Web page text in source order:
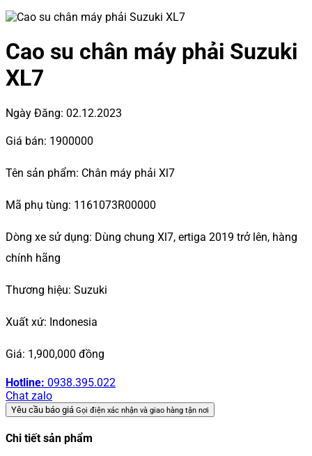
Cao su chân máy phải Suzuki
XL7
Ngày Đăng: 02.12.2023
Giá bán: 1900000
Tên sản phẩm: Chân máy phải Xl7
Mã phụ tùng: 1161073R00000
Dòng xe sử dụng: Dùng chung Xl7, ertiga 2019 trở lên, hàng
chính hãng
Thương hiệu: Suzuki
Xuất xứ: Indonesia
Giá: 1,900,000 đồng
Hotline: 0938.395.022
Chat zalo
Yêu cầu báo giá Gọi điện xác nhận và giao hàng tận nơi
Chi tiết sản phẩm